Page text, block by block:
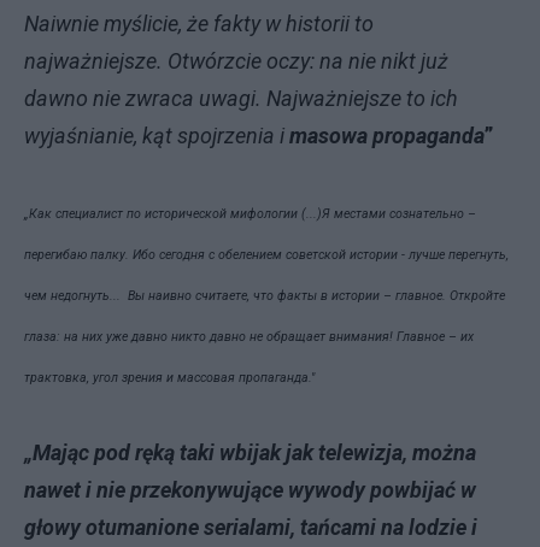
Naiwnie myślicie, że fakty w historii to
najważniejsze. Otwórzcie oczy: na nie nikt już
dawno nie zwraca uwagi. Najważniejsze to ich
wyjaśnianie, kąt spojrzenia imasowa propaganda”
„Как специалист по исторической мифологии (...)Я местами сознательно –
перегибаю палку. Ибо сегодня с обелением советской истории - лучше перегнуть,
чем недогнуть... Вы наивно считаете, что факты в истории – главное. Откройте
глаза: на них уже давно никто давно не обращает внимания! Главное – их
трактовка, угол зрения и массовая пропаганда."
„Mając pod ręką taki wbijak jak telewizja, można
nawet i nie przekonywujące wywody powbijać w
głowy otumanione serialami, tańcami na lodzie i